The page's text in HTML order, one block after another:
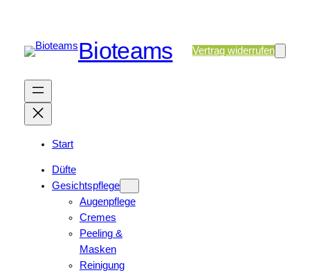
Bioteams Vertrag widerrufen
Start
Düfte
Gesichtspflege
Augenpflege
Cremes
Peeling &
Masken
Reinigung